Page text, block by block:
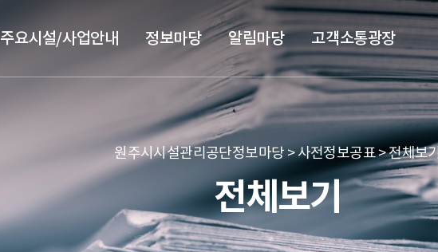
본문 바로가기
메뉴 바로가기
주요시설/사업안내 정보마당 알림마당 고객소통광장
원주시시설관리공단정보마당 > 사전정보공표 > 전체보기
전체보기